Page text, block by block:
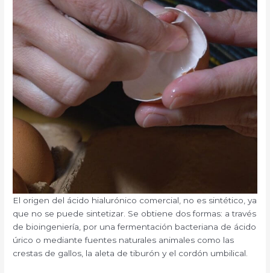
El origen del ácido hialurónico comercial, no es sintético, ya
que no se puede sintetizar. Se obtiene dos formas: a través
de bioingeniería, por una fermentación bacteriana de ácido
úrico o mediante fuentes naturales animales como las
crestas de gallos, la aleta de tiburón y el cordón umbilical.